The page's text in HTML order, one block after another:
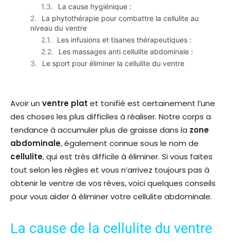
La cause hygiénique :
La phytothérapie pour combattre la cellulite au
niveau du ventre
Les infusions et tisanes thérapeutiques :
Les massages anti cellulite abdominale :
Le sport pour éliminer la cellulite du ventre
Avoir un ventre plat et tonifié est certainement l’une
des choses les plus difficiles à réaliser. Notre corps a
tendance à accumuler plus de graisse dans la zone
abdominale, également connue sous le nom de
cellulite, qui est très difficile à éliminer. Si vous faites
tout selon les règles et vous n’arrivez toujours pas à
obtenir le ventre de vos rêves, voici quelques conseils
pour vous aider à éliminer votre cellulite abdominale.
La cause de la cellulite du ventre